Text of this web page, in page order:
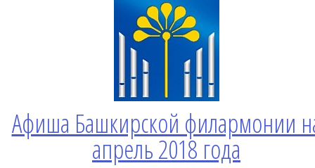
Афиша Башкирской филармонии
апрель 2018 года